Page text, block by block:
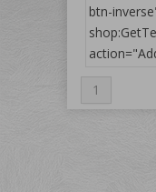
btn-
1